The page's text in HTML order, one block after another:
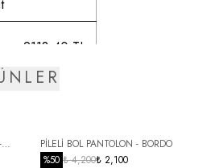
2118.40 TL
2205.62 TL
PİLELİ BOL PANTOLON - BORDO
%50 ₺ 4,200₺ 2,100